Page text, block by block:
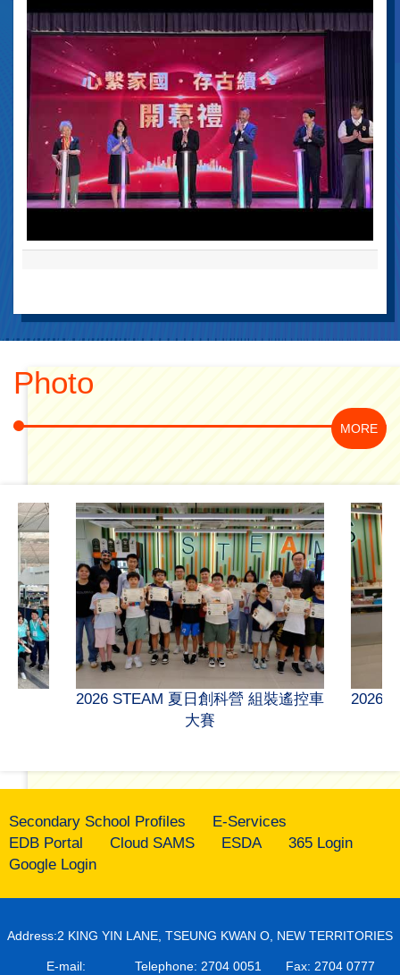
Students Mentorship...
13/03/2026
恭賀陳顯藝老師榮獲教育局優良顧客服務獎勵計劃2025年第四季季
06/03/2026
本校舞蹈組以舞蹈「山村新顏」（漢族）榮獲第62屆舞蹈節優等
21/01/2026
04/12/2025 情緒支援站
30/10/2025
本校跳高運動員在「巴林亞青運」的賽後分享
09/09/2025
Letter from Home Affairs Department appreciating our Choir’s
outstanding perform...
The Grand Opening of...
2024中三活動回顧
Photo
MORE
2026 STEAM 夏日創科營 組裝遙控車
大賽
2026
Secondary School Profiles
E-Services
EDB Portal
Cloud SAMS ESDA
365 Login
Google Login
Address:2 KING YIN LANE, TSEUNG KWAN O, NEW TERRITORIES
E-mail: Telephone: 2704 0051 Fax: 2704 0777